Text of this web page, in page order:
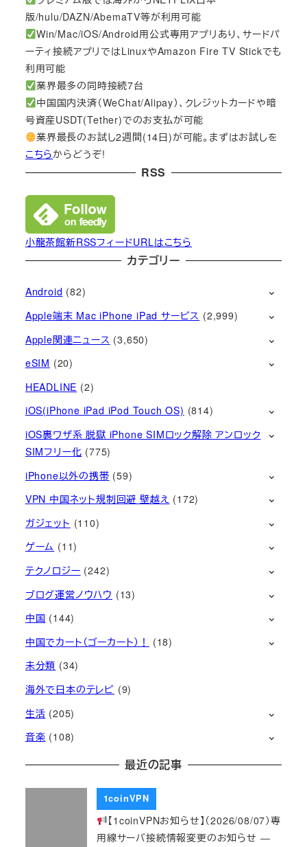
版/hulu/DAZN/AbemaTV等が利用可能
Win/Mac/iOS/Android用公式専用アプリあり、サードパ
ーティ接続アプリではLinuxやAmazon Fire TV Stickでも
利用可能
業界最多の同時接続7台
中国国内決済（WeChat/Alipay）、クレジットカードや暗
号資産USDT(Tether)でのお支払が可能
業界最長のお試し2週間(14日)が可能。まずはお試しを
こちらからどうぞ!
RSS
小龍茶館新RSSフィードURLはこちら
カテゴリー
Android (82)
Apple端末 Mac iPhone iPad サービス (2,999)
Apple関連ニュース (3,650)
eSIM (20)
HEADLINE (2)
iOS(iPhone iPad iPod Touch OS) (814)
iOS裏ワザ系 脱獄 iPhone SIMロック解除 アンロック
SIMフリー化 (775)
iPhone以外の携帯 (59)
VPN 中国ネット規制回避 壁越え (172)
ガジェット (110)
ゲーム (11)
テクノロジー (242)
ブログ運営ノウハウ (13)
中国 (144)
中国でカート（ゴーカート）！
(18)
未分類 (34)
海外で日本のテレビ (9)
生活 (205)
音楽 (108)
最近の記事
1coinVPN
【1coinVPNお知らせ】（2026/08/07）専
用線サーバ接続情報変更のお知らせ ―